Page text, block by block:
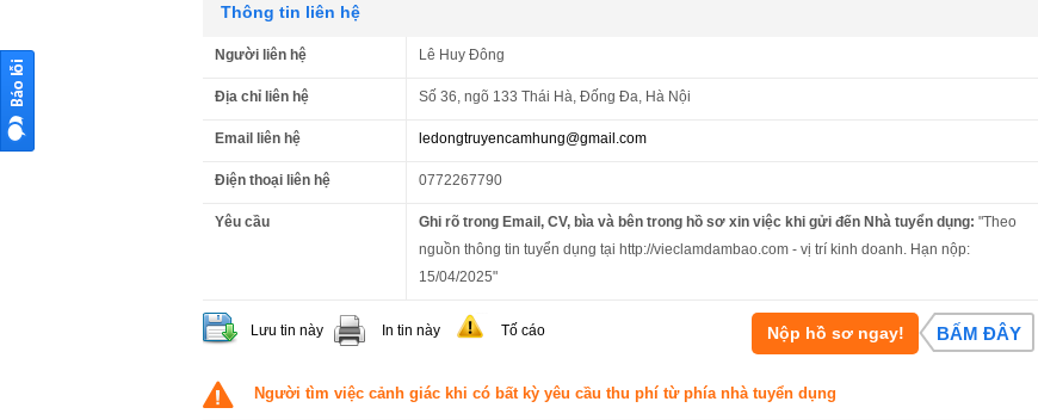
Thông tin liên hệ
Người liên hệ Lê Huy Đông
Địa chỉ liên hệ Số 36, ngõ 133 Thái Hà, Đống Đa, Hà Nội
Email liên hệ ledongtruyencamhung@gmail.com
Điện thoại liên hệ 0772267790
Yêu cầu Ghi rõ trong Email, CV, bìa và bên trong hồ sơ xin việc khi gửi đến Nhà tuyển dụng: "Theo
nguồn thông tin tuyển dụng tại http://vieclamdambao.com - vị trí kinh doanh. Hạn nộp:
15/04/2025"
Lưu tin này In tin này Tố cáo Nộp hồ sơ ngay! BẤM ĐÂY
Người tìm việc cảnh giác khi có bất kỳ yêu cầu thu phí từ phía nhà tuyển dụng